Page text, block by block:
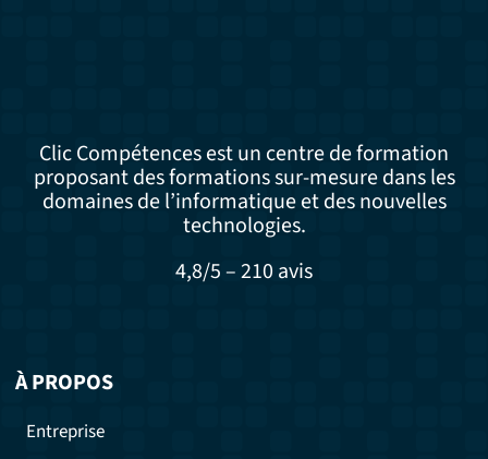
Clic Compétences est un centre de formation
proposant des formations sur-mesure dans les
domaines de l’informatique et des nouvelles
technologies.
4,8/5 – 210 avis
À PROPOS
Entreprise